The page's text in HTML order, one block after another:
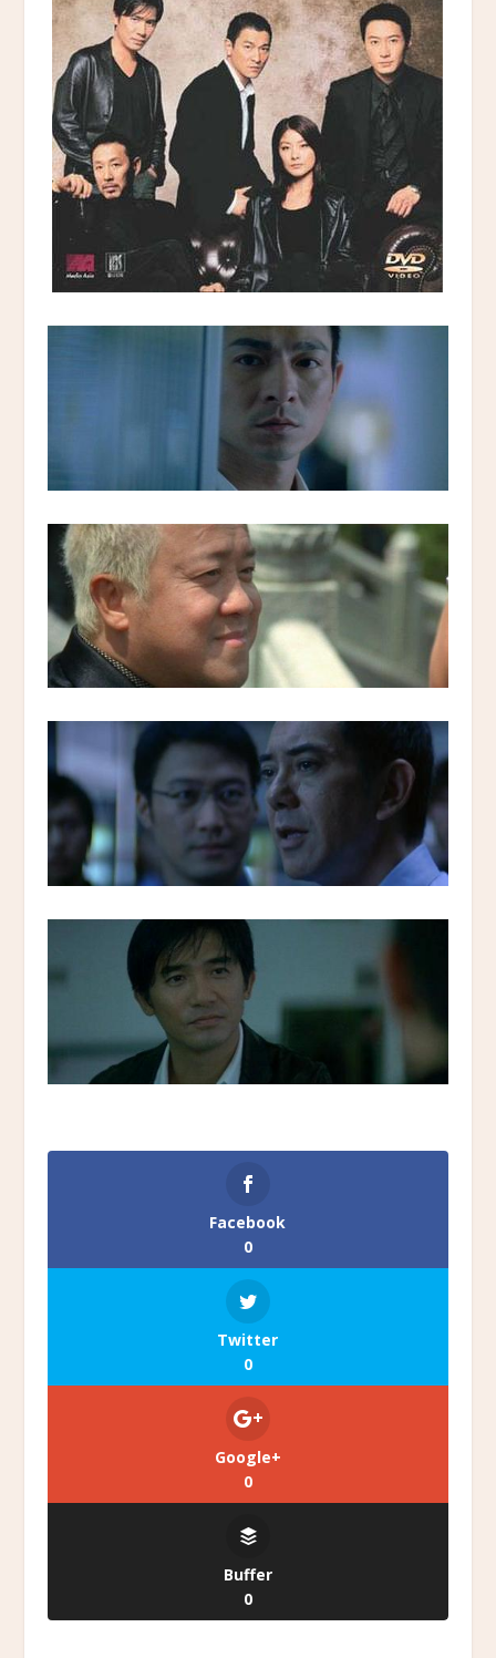
Facebook
0
Twitter
0
Google+
0
Buffer
0